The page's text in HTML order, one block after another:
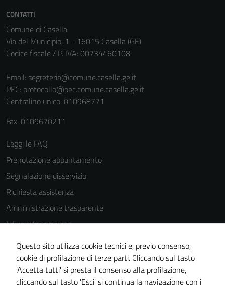
CONTATTI
Comune di Casella
Via del Municipio, 1 - 16015 Casella (GE)
Codice fiscale / P. IVA: 00734460108
Email: segreteria@comune.casella.ge.it
PEC: protocollo@pec.comune.casella.ge.it
Centralino unico: 010968771
Fax: 0109670211
Leggi le FAQ
Prenotazione appuntamento
Segnalazione disservizio
Richiesta assistenza
Amministrazione trasparente
Informativa privacy
Cookie Policy
Note legali
Dichiarazione di accessibilità
Questo sito utilizza cookie tecnici e, previo consenso,
cookie di profilazione di terze parti. Cliccando sul tasto
'Accetta tutti' si presta il consenso alla profilazione,
cliccando sul tasto 'Esci' si continua la navigazione con i
non raccolgono
informazioni
personali.